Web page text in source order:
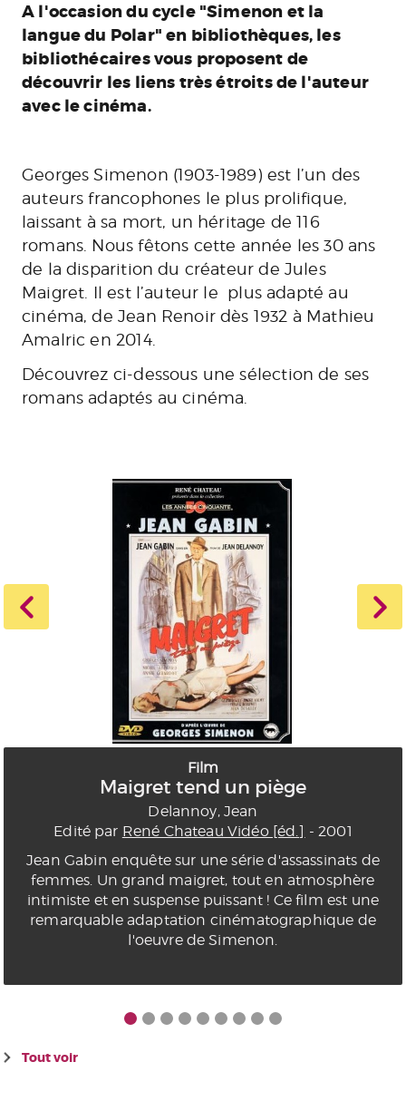
A l'occasion du cycle "Simenon et la
langue du Polar" en bibliothèques, les
bibliothécaires vous proposent de
découvrir les liens très étroits de l'auteur
avec le cinéma.
Georges Simenon (1903-1989) est l’un des
auteurs francophones le plus prolifique,
laissant à sa mort, un héritage de 116
romans. Nous fêtons cette année les 30 ans
de la disparition du créateur de Jules
Maigret. Il est l’auteur le plus adapté au
cinéma, de Jean Renoir dès 1932 à Mathieu
Amalric en 2014.
Découvrez ci-dessous une sélection de ses
romans adaptés au cinéma.
Film
Maigret tend un piège
Delannoy, Jean
Edité par René Chateau Vidéo [éd.] - 2001
Jean Gabin enquête sur une série d'assassinats de
femmes. Un grand maigret, tout en atmosphère
intimiste et en suspense puissant ! Ce film est une
remarquable adaptation cinématographique de
l'oeuvre de Simenon.
Tout voir